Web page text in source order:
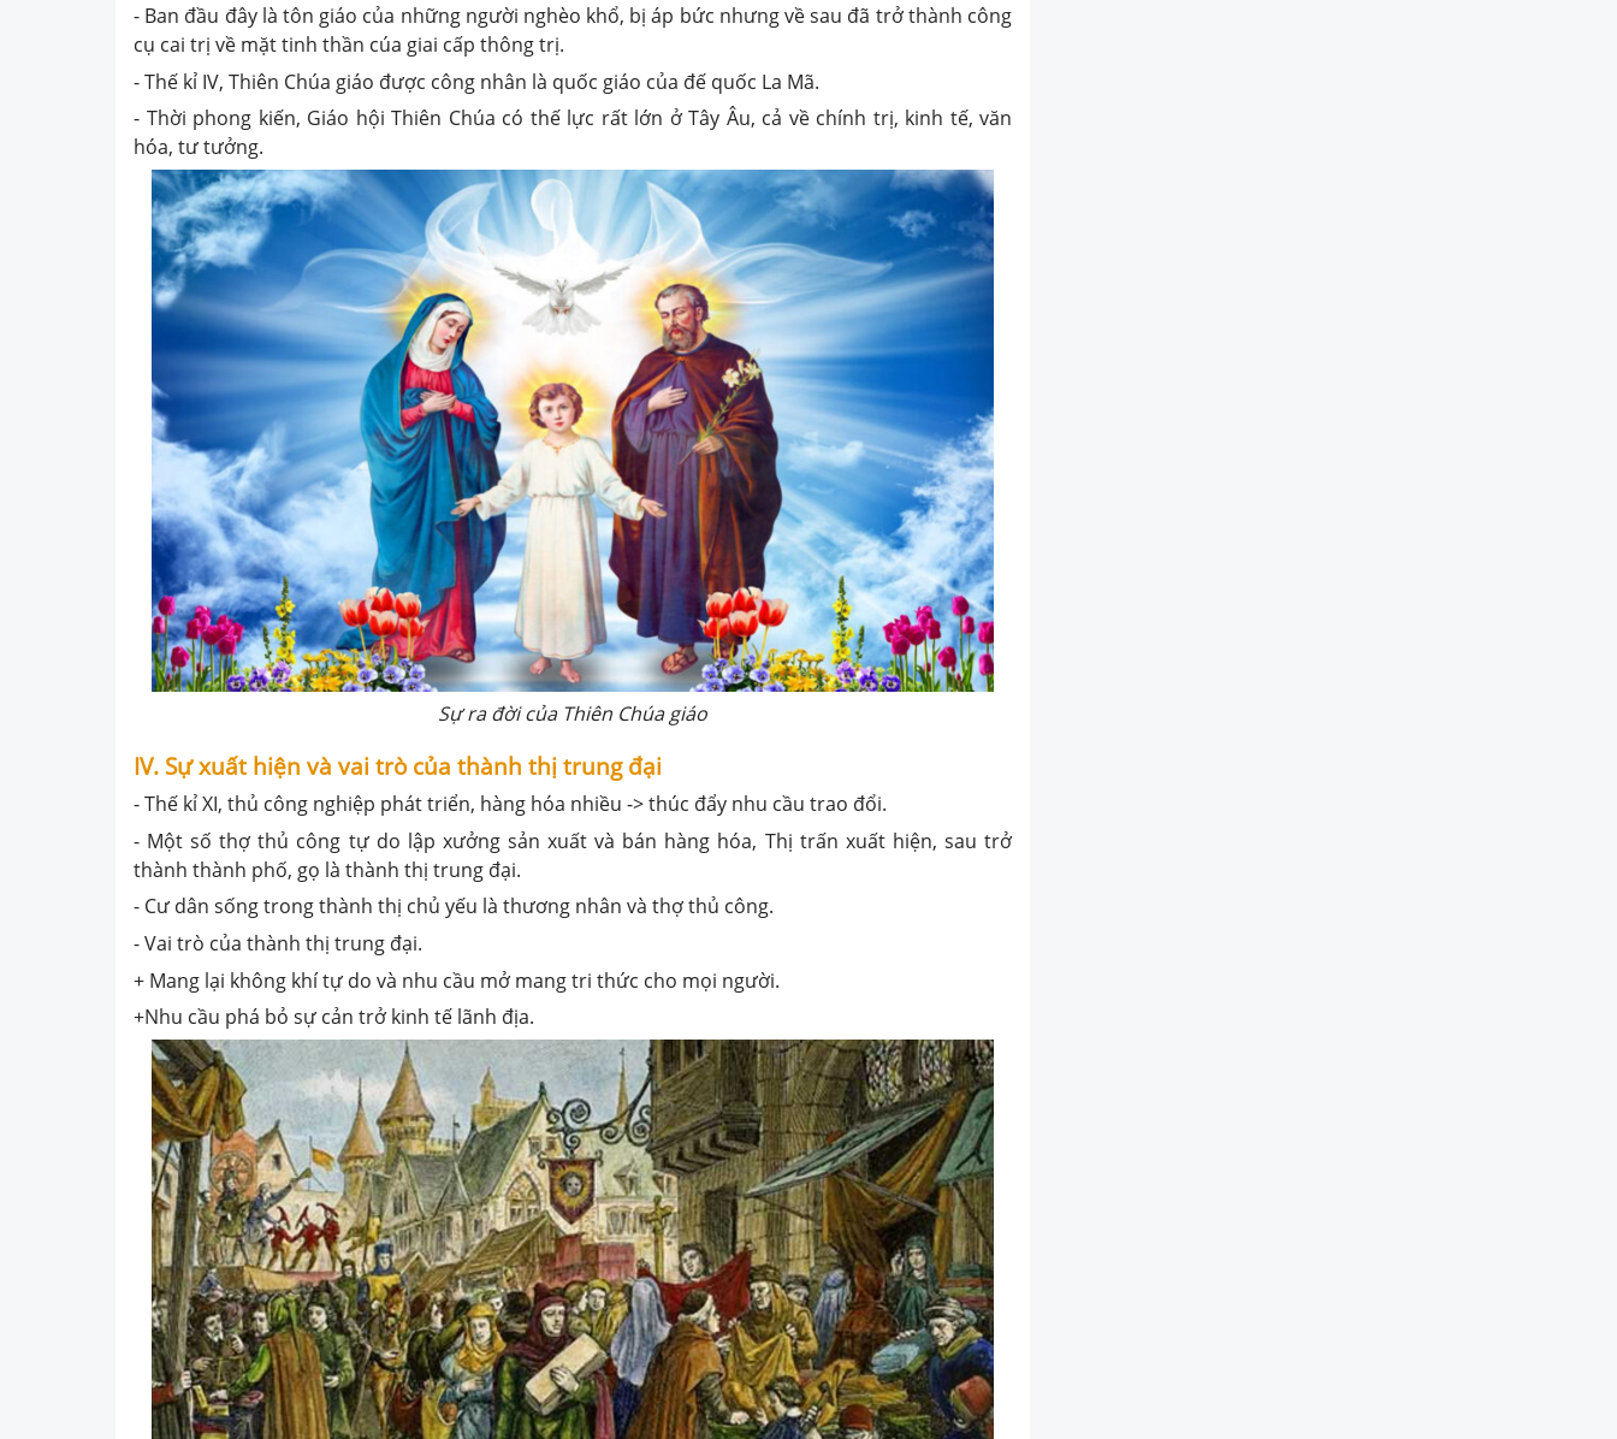
- Ban đầu đây là tôn giáo của những người nghèo khổ, bị áp bức nhưng về sau đã trở thành công
cụ cai trị về mặt tinh thần cúa giai cấp thông trị.
- Thế kỉ IV, Thiên Chúa giáo được công nhân là quốc giáo của đế quốc La Mã.
- Thời phong kiến, Giáo hội Thiên Chúa có thế lực rất lớn ở Tây Âu, cả về chính trị, kinh tế, văn
hóa, tư tưởng.
Sự ra đời của Thiên Chúa giáo
IV. Sự xuất hiện và vai trò của thành thị trung đại
- Thế kỉ XI, thủ công nghiệp phát triển, hàng hóa nhiều -> thúc đẩy nhu cầu trao đổi.
- Một số thợ thủ công tự do lập xưởng sản xuất và bán hàng hóa, Thị trấn xuất hiện, sau trở
thành thành phố, gọ là thành thị trung đại.
- Cư dân sống trong thành thị chủ yếu là thương nhân và thợ thủ công.
- Vai trò của thành thị trung đại.
+ Mang lại không khí tự do và nhu cầu mở mang tri thức cho mọi người.
+Nhu cầu phá bỏ sự cản trở kinh tế lãnh địa.